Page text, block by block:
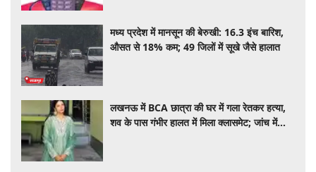
मध्य प्रदेश में मानसून की बेरुखी: 16.3 इंच बारिश,
औसत से 18% कम; 49 जिलों में सूखे जैसे हालात
लखनऊ में BCA छात्रा की घर में गला रेतकर हत्या,
शव के पास गंभीर हालत में मिला क्लासमेट; जांच में